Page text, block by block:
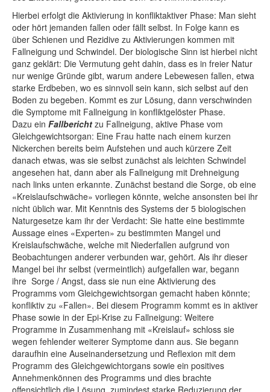
Hierbei erfolgt die Aktivierung in konfliktaktiver Phase: Man sieht
oder hört jemanden fallen oder fällt selbst. In Folge kann es
über Schienen und Rezidive zu Aktivierungen kommen mit
Fallneigung und Schwindel. Der biologische Sinn ist hierbei nicht
ganz geklärt: Die Vermutung geht dahin, dass es in freier Natur
nur wenige Gründe gibt, warum andere Lebewesen fallen, etwa
starke Erdbeben, wo es sinnvoll sein kann, sich selbst auf den
Boden zu begeben. Kommt es zur Lösung, dann verschwinden
die Symptome mit Fallneigung in konfliktgelöster Phase.
Dazu ein Fallbericht zu Fallneigung, aktive Phase vom
Gleichgewichtsorgan: Eine Frau hatte nach einem kurzen
Nickerchen bereits beim Aufstehen und auch kürzere Zeit
danach etwas, was sie selbst zunächst als leichten Schwindel
angesehen hat, dann aber als Fallneigung mit Drehneigung
nach links unten erkannte. Zunächst bestand die Sorge, ob eine
«Kreislaufschwäche» vorliegen könnte, welche ansonsten bei ihr
nicht üblich war. Mit Kenntnis des Systems der 5 biologischen
Naturgesetze kam ihr der Verdacht: Sie hatte eine bestimmte
Aussage eines «Experten» zu bestimmten Mangel und
Kreislaufschwäche, welche mit Niederfallen aufgrund von
Beobachtungen anderer verbunden war, gehört. Als ihr dieser
Mangel bei ihr selbst (vermeintlich) aufgefallen war, begann
ihre Sorge / Angst, dass sie nun eine Aktivierung des
Programms vom Gleichgewichtsorgan gemacht haben könnte;
konfliktiv zu «Fallen». Bei diesem Programm kommt es in aktiver
Phase sowie in der Epi-Krise zu Fallneigung: Weitere
Programme in Zusammenhang mit «Kreislauf» schloss sie
wegen fehlender weiterer Symptome dann aus. Sie begann
daraufhin eine Auseinandersetzung und Reflexion mit dem
Programm des Gleichgewichtorgans sowie ein positives
Annehmenkönnen des Programms und dies brachte